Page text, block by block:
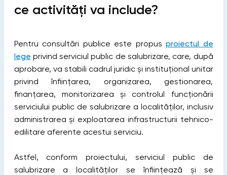
ce activități va include?
Pentru consultări publice este propus proiectul de
lege privind serviciul public de salubrizare, care, după
aprobare, va stabili cadrul juridic și instituțional unitar
privind înfiinţarea, organizarea, gestionarea,
finanţarea, monitorizarea şi controlul funcţionării
serviciului public de salubrizare a localităţilor, inclusiv
administrarea și exploatarea infrastructurii tehnico-
edilitare aferente acestui serviciu.
Astfel, conform proiectului, serviciul public de
salubrizare a localităților se înfiinţează şi se